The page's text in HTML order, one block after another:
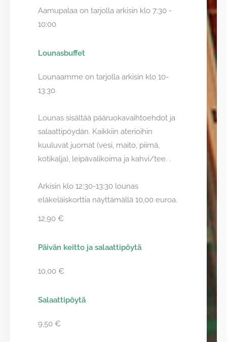
Aamupalaa on tarjolla arkisin klo 7:30 -
10:00
Lounasbuffet
Lounaamme on tarjolla arkisin klo 10-
13:30.
Lounas sisältää pääruokavaihtoehdot ja
salaattipöydän. Kaikkiin aterioihin
kuuluvat juomat (vesi, maito, piimä,
kotikalja), leipävalikoima ja kahvi/tee. .
Arkisin klo 12:30-13:30 lounas
eläkeläiskorttia näyttämällä 10,00 euroa.
12,90 €
Päivän keitto ja salaattipöytä
10,00 €
Salaattipöytä
9,50 €